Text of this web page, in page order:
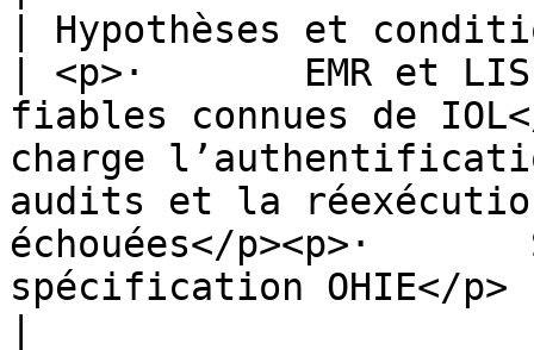
| Hypothèses et
| <p>·       EMR et
fiables connues de
charge
audits et la
échouées</p><p>·
spécification OHIE</p>